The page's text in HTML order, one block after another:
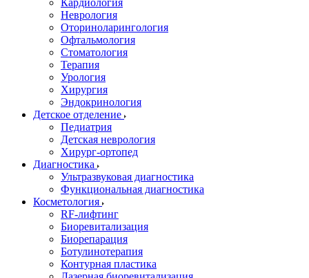
Кардиология
Неврология
Оториноларингология
Офтальмология
Стоматология
Терапия
Урология
Хирургия
Эндокринология
Детское отделение
Педиатрия
Детская неврология
Хирург-ортопед
Диагностика
Ультразвуковая диагностика
Функциональная диагностика
Косметология
RF-лифтинг
Биоревитализация
Биорепарация
Ботулинотерапия
Контурная пластика